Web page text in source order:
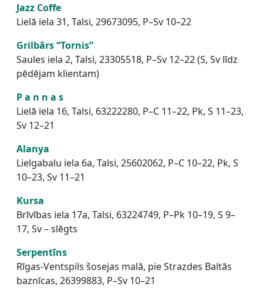
Jazz Coffe
Lielā iela 31, Talsi, 29673095, P–Sv 10–22
Grilbārs “Tornis”
Saules iela 2, Talsi, 23305518, P–Sv 12–22 (S, Sv līdz
pēdējam klientam)
P a n n a s
Lielā iela 16, Talsi, 63222280, P–C 11–22, Pk, S 11–23,
Sv 12–21
Alanya
Lielgabalu iela 6a, Talsi, 25602062, P–C 10–22, Pk, S
10–23, Sv 11–21
Kursa
Brīvības iela 17a, Talsi, 63224749, P–Pk 10–19, S 9–
17, Sv – slēgts
Serpentīns
Rīgas-Ventspils šosejas malā, pie Strazdes Baltās
baznīcas, 26399883, P–Sv 10–21